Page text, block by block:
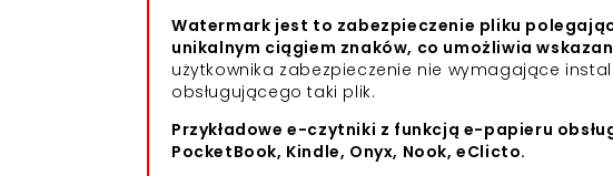
Watermark jest to zabezpieczenie pliku
unikalnym ciągiem znaków, co umożliwia
użytkownika zabezpieczenie nie wymagające
obsługującego taki plik.
Przykładowe e-czytniki z funkcją e-papieru
PocketBook, Kindle, Onyx, Nook, eClicto.